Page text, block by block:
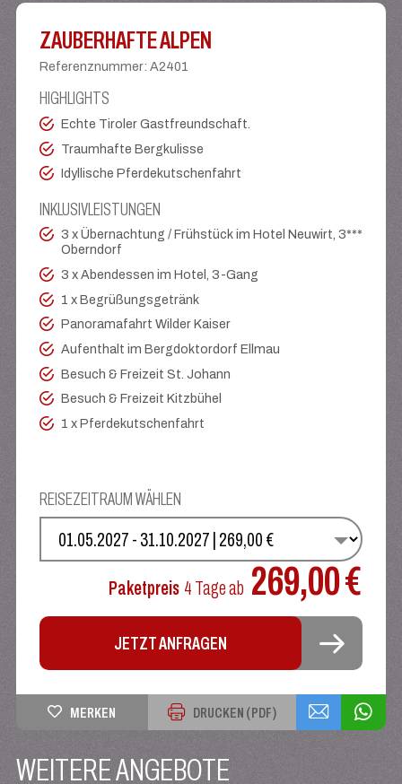
ZAUBERHAFTE ALPEN
Referenznummer:A2401
HIGHLIGHTS
Echte Tiroler Gastfreundschaft.
Traumhafte Bergkulisse
Idyllische Pferdekutschenfahrt
INKLUSIVLEISTUNGEN
3 x Übernachtung / Frühstück im Hotel Neuwirt, 3***
Oberndorf
3 x Abendessen im Hotel, 3-Gang
1 x Begrüßungsgetränk
Panoramafahrt Wilder Kaiser
Aufenthalt im Bergdoktordorf Ellmau
Besuch & Freizeit St. Johann
Besuch & Freizeit Kitzbühel
1 x Pferdekutschenfahrt
REISEZEITRAUM WÄHLEN
WÄHLEN SIE IHREN TERMIN
Paketpreis 4 Tageab 269,00 €
JETZT ANFRAGEN
MERKEN DRUCKEN (PDF)
WEITERE ANGEBOTE